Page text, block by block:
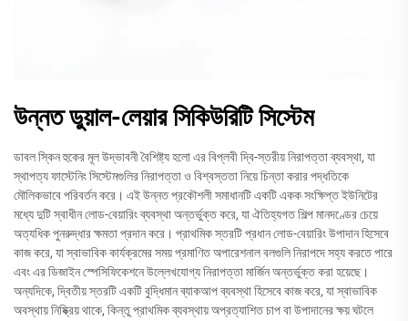
উন্নত ডুয়াল-লেয়ার সিকিউরিটি সিস্টেম
ডাবল স্কিন হুকের মূল উদ্ভাবনী বৈশিষ্ট্য হলো এর বিপ্লবী দ্বি-স্তরীয় নিরাপত্তা ব্যবস্থা, যা
স্থাপত্য ফাস্টেনিং সিস্টেমগুলির নিরাপত্তা ও বিশ্বস্ততা নিয়ে চিন্তা করার পদ্ধতিকে
মৌলিকভাবে পরিবর্তন করে। এই উন্নত প্রকৌশলী সমাধানটি একটি একক সংক্ষিপ্ত ইউনিটের
মধ্যে দুটি স্বাধীন লোড-বেয়ারিং ব্যবস্থা অন্তর্ভুক্ত করে, যা ঐতিহ্যগত শিল্প মানদণ্ডের চেয়ে
অত্যধিক পুনরুদ্ধার ক্ষমতা প্রদান করে। প্রাথমিক স্তরটি প্রধান লোড-বেয়ারিং উপাদান হিসেবে
কাজ করে, যা স্বাভাবিক কার্যক্রমের সময় প্রমাণিত অপারেশনাল বলগুলি নিরাপদে সহ্য করতে পারে
এবং এর ডিজাইন স্পেসিফিকেশনে উল্লেখযোগ্য নিরাপত্তা মার্জিন অন্তর্ভুক্ত করা হয়েছে।
অন্যদিকে, দ্বিতীয় স্তরটি একটি বুদ্ধিমান ব্যাকআপ ব্যবস্থা হিসেবে কাজ করে, যা স্বাভাবিক
অবস্থায় নিষ্ক্রিয় থাকে, কিন্তু প্রাথমিক ব্যবস্থায় অপ্রত্যাশিত চাপ বা উপাদানের ক্ষয় ঘটলে